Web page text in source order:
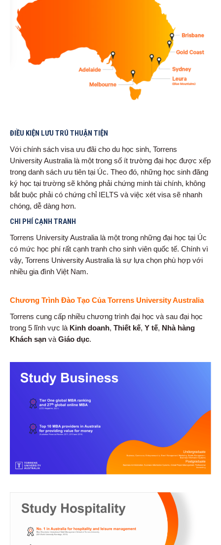
ĐIỀU KIỆN LƯU TRÚ THUẬN TIỆN
Với chính sách visa ưu đãi cho du học sinh, Torrens
University Australia là một trong số ít trường đại học được xếp
trong danh sách ưu tiên tại Úc. Theo đó, những học sinh đăng
ký học tại trường sẽ không phải chứng minh tài chính, không
bắt buộc phải có chứng chỉ IELTS và việc xét visa sẽ nhanh
chóng, dễ dàng hơn.
CHI PHÍ CẠNH TRANH
Torrens University Australia là một trong những đại học tại Úc
có mức học phí rất cạnh tranh cho sinh viên quốc tế. Chính vì
vậy, Torrens University Australia là sự lựa chọn phù hợp với
nhiều gia đình Việt Nam.
Chương Trình Đào Tạo Của Torrens University Australia
Torrens cung cấp nhiều chương trình đại học và sau đại học
trong 5 lĩnh vực là Kinh doanh, Thiết kế, Y tế, Nhà hàng
Khách sạn và Giáo dục.